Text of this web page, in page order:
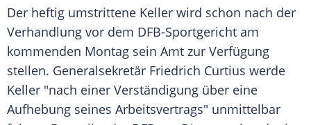
Der heftig umstrittene Keller wird schon nach der
Verhandlung vor dem DFB-Sportgericht am
kommenden Montag sein Amt zur Verfügung
stellen. Generalsekretär Friedrich Curtius werde
Keller "nach einer Verständigung über eine
Aufhebung seines Arbeitsvertrags" unmittelbar